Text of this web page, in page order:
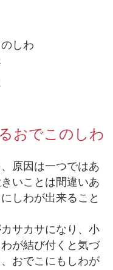
しわ
おでこのしわ
原因は一つではあ
いことは間違いあ
しわが出来ること
サカサになり、小
が結び付くと気づ
おでこにもしわが